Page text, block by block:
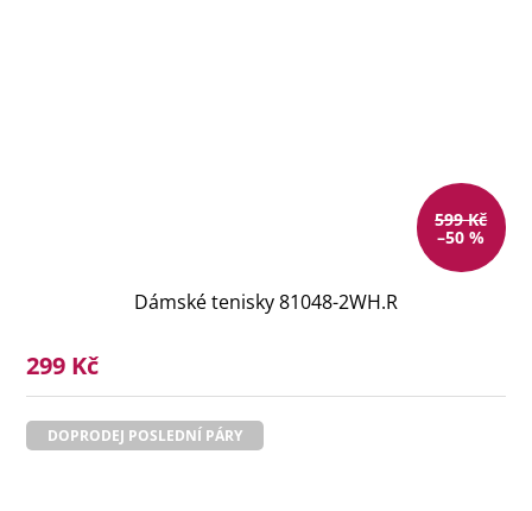
599 Kč
–50 %
Dámské tenisky 81048-2WH.R
299 Kč
DOPRODEJ POSLEDNÍ PÁRY